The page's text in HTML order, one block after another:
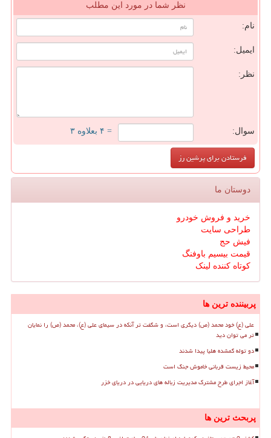
نظر شما در مورد این مطلب
نام:
ایمیل:
نظر:
سوال: = ۴ بعلاوه ۳
دوستان ما
خرید و فروش خودرو
طراحی سایت
فیش حج
قیمت بیسیم باوفنگ
کوتاه کننده لینک
پربیننده ترین ها
علی (ع) خود محمد (ص) دیگری است، و شگفت تر آنکه در سیمای علی (ع)، محمد (ص) را نمایان
تر می توان دید
دو توله گمشده هلیا پیدا شدند
محیط زیست قربانی خاموش جنگ است
آغاز اجرای طرح مشترک مدیریت زباله های دریایی در دریای خزر
پربحث ترین ها